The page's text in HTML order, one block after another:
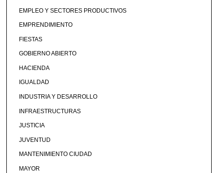
EMPLEO Y SECTORES PRODUCTIVOS
EMPRENDIMIENTO
FIESTAS
GOBIERNO ABIERTO
HACIENDA
IGUALDAD
INDUSTRIA Y DESARROLLO
INFRAESTRUCTURAS
JUSTICIA
JUVENTUD
MANTENIMIENTO CIUDAD
MAYOR